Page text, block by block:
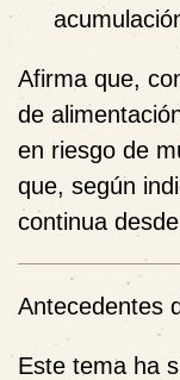
Afirma que,
de
en riesgo de
que, según
continua
Antecedentes
Este tema ha